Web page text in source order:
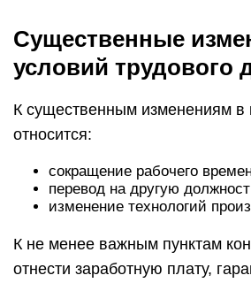
Существенные
условий трудового
К существенным изменениям в
относится:
сокращение рабочего
перевод на другую
изменение технологий
К не менее важным пунктам
отнести заработную плату,